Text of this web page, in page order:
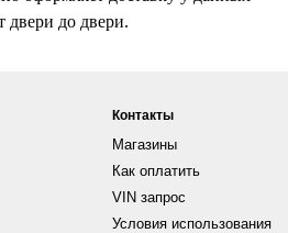
двери до двери.
Контакты
Магазины
Как оплатить
VIN запрос
Условия использования